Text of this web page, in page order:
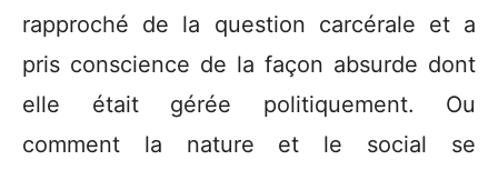
rapproché de la question carcérale et a
pris conscience de la façon absurde dont
elle était gérée politiquement. Ou
comment la nature et le social se